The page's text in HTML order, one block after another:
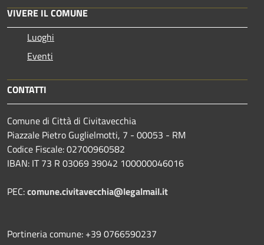
VIVERE IL COMUNE
Luoghi
Eventi
CONTATTI
Comune di Città di Civitavecchia
Piazzale Pietro Guglielmotti, 7 - 00053 - RM
Codice Fiscale: 02700960582
IBAN: IT 73 R 03069 39042 100000046016
PEC:comune.civitavecchia@legalmail.it
Portineria comune: +39 0766590237